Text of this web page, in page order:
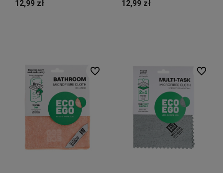
12,99 zł 12,99 zł
Do ulubionych Do